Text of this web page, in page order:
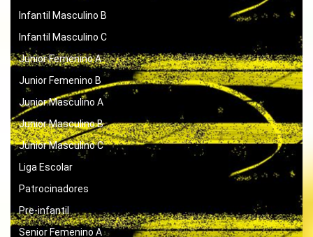
Infantil Masculino B
Infantil Masculino C
Junior Femenino A
Junior Femenino B
Junior Masculino A
Junior Masculino B
Junior Masculino C
Liga Escolar
Patrocinadores
Pre-infantil
Senior Femenino A